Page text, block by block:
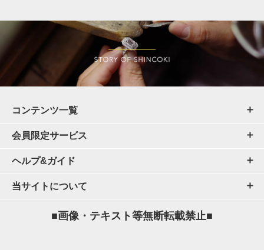
コンテンツ一覧
会員限定サービス
ヘルプ&ガイド
当サイトについて
■画像・テキスト等無断転載禁止■